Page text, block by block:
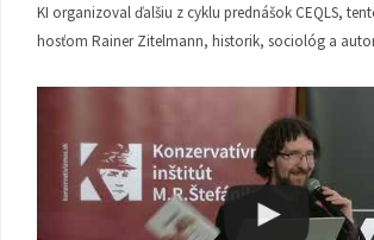
KI organizoval ďalšiu z cyklu prednášok CEQLS,
hosťom Rainer Zitelmann, historik, sociológ a